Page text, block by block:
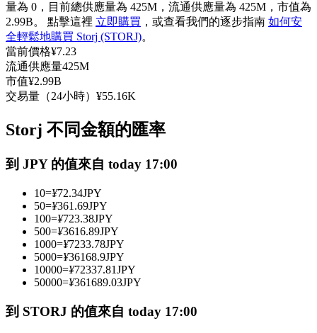
跟單
與頂尖交易專家同行
成為跟單交易員
量為 0，目前總供應量為 425M，流通供應量為 425M，市值為
2.99B。 點擊這裡 立即購買 ，或查看我們的逐步指南 如何安
全輕鬆地購買 Storj (STORJ)。
當前價格¥7.23
流通供應量425M
市值¥2.99B
交易量（24小時） ¥55.16K
Storj 不同金額的匯率
到 JPY 的值來自 today 17:00
10=¥72.34JPY
50=¥361.69JPY
100=¥723.38JPY
500=¥3616.89JPY
1000=¥7233.78JPY
5000=¥36168.9JPY
10000=¥72337.81JPY
50000=¥361689.03JPY
到 STORJ 的值來自 today 17:00